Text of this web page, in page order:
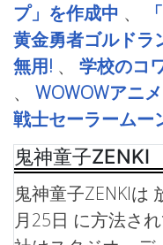
プ」を作成中 、
黄金勇者ゴルドラ
無用! 、 学校のコ
、 WOWOWアニメ
戦士セーラームー
鬼神童子ZENKI
鬼神童子ZENKIは
月25日 に方法さ